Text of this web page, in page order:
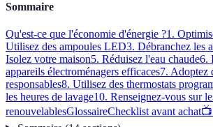
Sommaire
Qu'est-ce que l'économie d'énergie ?1.
Utilisez des ampoules LED3. Débranchez les
Isolez votre maison5. Réduisez l'eau chaude6.
appareils électroménagers efficaces7. Adoptez
responsables8. Utilisez des thermostats
les heures de lavage10. Renseignez-vous sur
renouvelablesGlossaireChecklist avant achat